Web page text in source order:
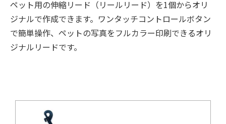
ペット用の伸縮リード（リールリード）を1個からオリ
ジナルで作成できます。ワンタッチコントロールボタン
で簡単操作、ペットの写真をフルカラー印刷できるオリ
ジナルリードです。